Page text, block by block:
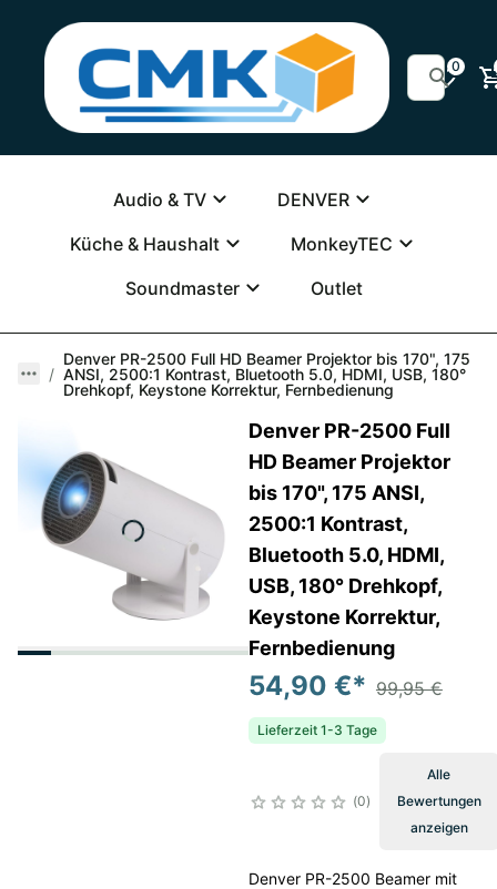
0
Audio & TV
DENVER
Küche & Haushalt
MonkeyTEC
Soundmaster
Outlet
Denver PR-2500 Full HD Beamer Projektor bis 170", 175
ANSI, 2500:1 Kontrast, Bluetooth 5.0, HDMI, USB, 180°
Drehkopf, Keystone Korrektur, Fernbedienung
Denver PR-2500 Full
HD Beamer Projektor
bis 170", 175 ANSI,
2500:1 Kontrast,
Bluetooth 5.0, HDMI,
USB, 180° Drehkopf,
Keystone Korrektur,
Fernbedienung
54,90 €* 99,95 €
Lieferzeit 1-3 Tage
0
Alle
Bewertungen
anzeigen
Denver PR-2500 Beamer mit